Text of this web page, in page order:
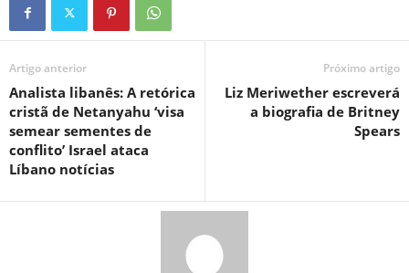
Artigo anterior
Analista libanês: A retórica
cristã de Netanyahu ‘visa
semear sementes de
conflito’ Israel ataca
Líbano notícias
Próximo artigo
Liz Meriwether escreverá
a biografia de Britney
Spears